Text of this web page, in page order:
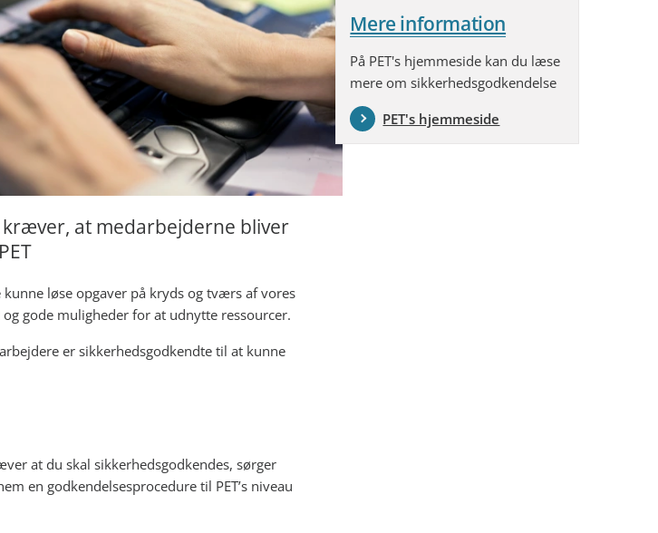
kræver, at medarbejderne bliver
kunne løse opgaver på kryds og tværs af vores
gode muligheder for at udnytte ressourcer.
er sikkerhedsgodkendte til at kunne
at du skal sikkerhedsgodkendes, sørger
en godkendelsesprocedure til PET’s niveau
Mere information
På PET's hjemmeside kan du læse
mere om sikkerhedsgodkendelse
PET's hjemmeside